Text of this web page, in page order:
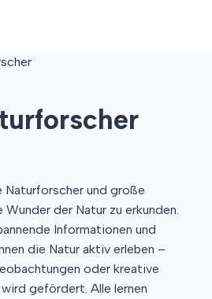
Naturforscher und große
der Natur zu erkunden.
Informationen und
die Natur aktiv erleben –
oder kreative
gefördert. Alle lernen